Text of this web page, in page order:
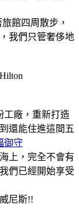
館四周散步，
我們只管奢侈地
工廠，重新打造
還能住進這間五
上，完全不會有
們已經開始享受
尼斯!!